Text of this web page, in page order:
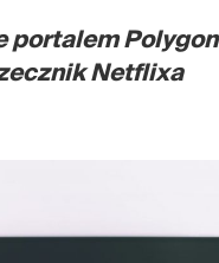
portalem Polygon
Netflixa